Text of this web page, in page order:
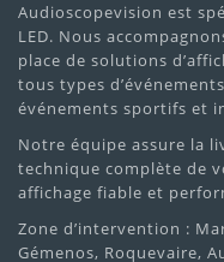
Audioscopevision est
LED. Nous
place de solutions
tous types
événements sportifs et
Notre équipe assure la
technique complète de
affichage fiable et
Zone d’intervention :
Gémenos, Roquevaire,